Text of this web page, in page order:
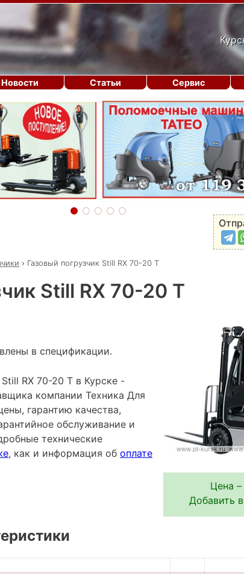
› Газовый погрузчик Still RX 70-20 T
Still RX 70-20 T
Цена
Добавить
в спецификации.
RX 70-20 T в Курске -
компании Техника Для
гарантию качества,
обслуживание и
технические
, как и информация об оплате
Новости Статьи Сервис